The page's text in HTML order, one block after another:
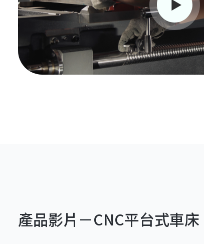
產品影片－CNC平台式車床